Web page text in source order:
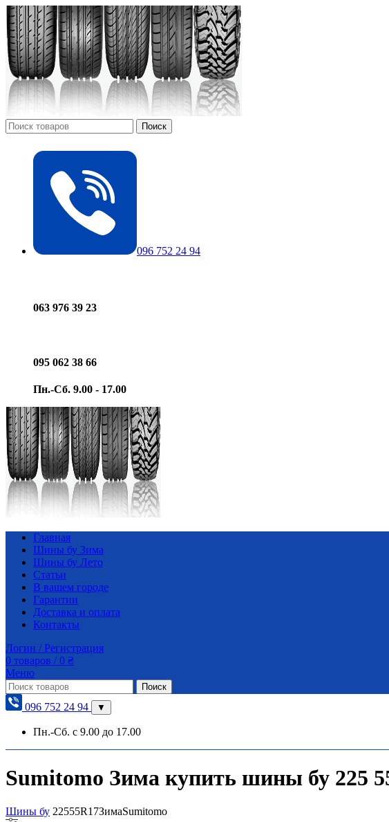
Поиск
096 752 24 94
063 976 39 23
095 062 38 66
Пн.-Сб. 9.00 - 17.00
Главная
Шины бу Зима
Шины бу Лето
Статьи
В вашем городе
Гарантии
Доставка и оплата
Контакты
Логин / Регистрация
0 товаров / 0 ₴
Меню
Поиск
096 752 24 94 ▼
Пн.-Сб. с 9.00 до 17.00
Sumitomo Зима купить шины бу 225
Шины бу 22555R17ЗимаSumitomo